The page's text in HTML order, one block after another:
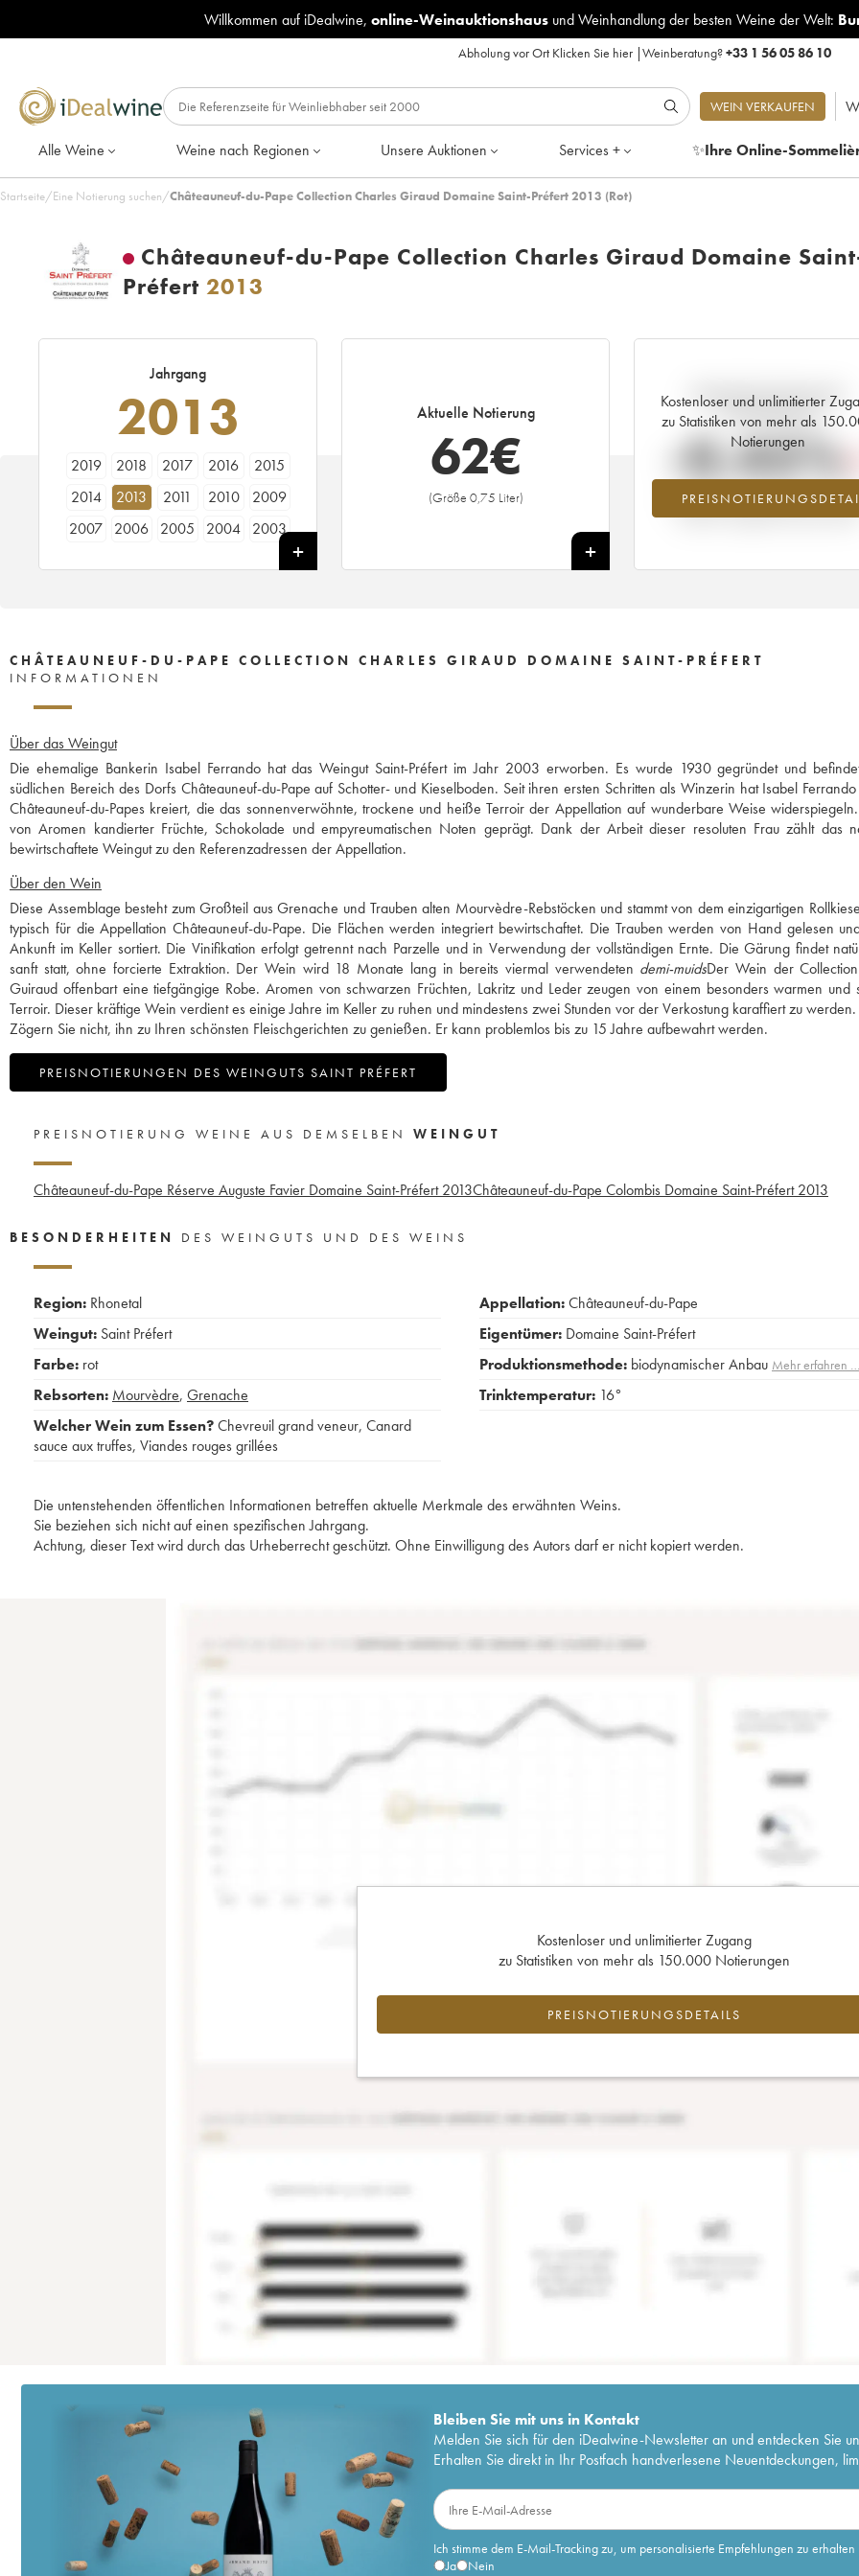
Willkommen auf iDealwine, online-Weinauktionshausund Weinhandlung der besten Weine der Welt:
Abholung vor Ort Klicken Sie hier|Weinberatung?+33 1 56 05 86 10
WEIN VERKAUFEN
Alle Weine Weine nach Regionen Unsere Auktionen Services + ✨Ihre Online-
Startseite/Eine Notierung suchen/Châteauneuf-du-Pape Collection Charles Giraud Domaine Saint-Préfert 2013 (Rot)
Châteauneuf-du-Pape Collection Charles Giraud Domaine
Préfert 2013
Jahrgang
2013
2019 2018 2017 2016
2015
2014
2013 2011 2010
2009
2007
2006 2005 2004 2003
Aktuelle Notierung
62€
(Größe 0,75 Liter)
+
Kostenloser und unlimitierter
zu Statistiken von mehr als
Notierungen
Aktuelle Entwicklung der
Preisnotierung
-0.45%
Preisabfall des Jahrgangs 2013 im
2026 im Vergleich zum Jahr 2025
CHÂTEAUNEUF-DU-PAPE COLLECTION CHARLES GIRAUD DOMAINE SAINT-PRÉFERT
INFORMATIONEN
Über das Weingut
Die ehemalige Bankerin Isabel Ferrando hat das Weingut Saint-Préfert im Jahr 2003 erworben. Es wurde 1930 gegründet und
südlichen Bereich des Dorfs Châteauneuf-du-Pape auf Schotter- und Kieselboden. Seit ihren ersten Schritten als Winzerin hat Isabel
Châteauneuf-du-Papes kreiert, die das sonnenverwöhnte, trockene und heiße Terroir der Appellation auf wunderbare Weise
von Aromen kandierter Früchte, Schokolade und empyreumatischen Noten geprägt. Dank der Arbeit dieser resoluten Frau zählt das
bewirtschaftete Weingut zu den Referenzadressen der Appellation.
Über den Wein
Diese Assemblage besteht zum Großteil aus Grenache und Trauben alten Mourvèdre-Rebstöcken und stammt von dem einzigartigen
typisch für die Appellation Châteauneuf-du-Pape. Die Flächen werden integriert bewirtschaftet. Die Trauben werden von Hand gelesen
Ankunft im Keller sortiert. Die Vinifikation erfolgt getrennt nach Parzelle und in Verwendung der vollständigen Ernte. Die Gärung findet
sanft statt, ohne forcierte Extraktion. Der Wein wird 18 Monate lang in bereits viermal verwendeten demi-muidsDer Wein der
Guiraud offenbart eine tiefgängige Robe. Aromen von schwarzen Früchten, Lakritz und Leder zeugen von einem besonders warmen und
Terroir. Dieser kräftige Wein verdient es einige Jahre im Keller zu ruhen und mindestens zwei Stunden vor der Verkostung karaffiert zu werden.
Zögern Sie nicht, ihn zu Ihren schönsten Fleischgerichten zu genießen. Er kann problemlos bis zu 15 Jahre aufbewahrt werden.
PREISNOTIERUNGEN DES WEINGUTS SAINT PRÉFERT
PREISNOTIERUNG WEINE AUS DEMSELBEN WEINGUT
Châteauneuf-du-Pape Réserve Auguste Favier Domaine Saint-Préfert 2013Châteauneuf-du-Pape Colombis Domaine Saint-Préfert 2013
BESONDERHEITEN DES WEINGUTS UND DES WEINS
Region: Rhonetal
Weingut: Saint Préfert
Farbe: rot
Rebsorten: Mourvèdre, Grenache
Welcher Wein zum Essen?Chevreuil grand veneur, Canard
sauce aux truffes, Viandes rouges grillées
Appellation:Châteauneuf-du-Pape
Eigentümer: Domaine Saint-Préfert
Produktionsmethode: biodynamischer Anbau Mehr erfahren
Trinktemperatur: 16°
Die untenstehenden öffentlichen Informationen betreffen aktuelle Merkmale des erwähnten Weins.
Sie beziehen sich nicht auf einen spezifischen Jahrgang.
Achtung, dieser Text wird durch das Urheberrecht geschützt. Ohne Einwilligung des Autors darf er nicht kopiert werden.
Kostenloser und unlimitierter Zugang
zu Statistiken von mehr als 150.000 Notierungen
PREISNOTIERUNGSDETAILS
Bleiben Sie mit uns in Kontakt
Melden Sie sich für den iDealwine-Newsletter an und entdecken Sie
Erhalten Sie direkt in Ihr Postfach handverlesene Neuentdeckungen,
Ich stimme dem E-Mail-Tracking zu, um personalisierte Empfehlungen zu erhalten
Ja
Nein